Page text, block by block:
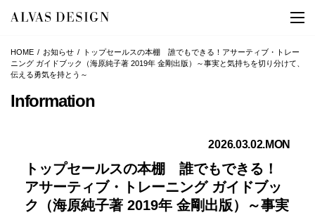
HOME お知らせ
トップセールスの本棚 誰でもできる！アサーティブ・トレー
ニング ガイドブック（海原純子著 2019年 金剛出版）～事実と気持ちを切り分けて、
伝える勇気を持とう～
Information
2026.03.02.MON
トップセールスの本棚 誰でもできる！
アサーティブ・トレーニング ガイドブッ
ク（海原純子著 2019年 金剛出版）～事実